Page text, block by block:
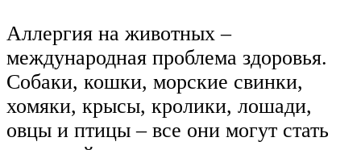
Аллергия на животных –
международная проблема здоровья.
Собаки, кошки, морские свинки,
хомяки, крысы, кролики, лошади,
овцы и птицы – все они могут стать